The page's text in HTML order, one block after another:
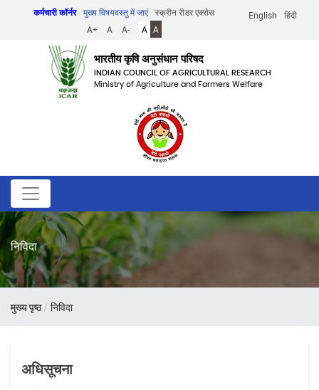
English हिंदी
कर्मचारी कॉर्नर मुख्य विषयवस्तु में जाएं
स्क्रीन रीडर एक्सेस
A+
A A- A A
भारतीय कृषि अनुसंधान परिषद
INDIAN COUNCIL OF AGRICULTURAL RESEARCH
Ministry of Agriculture and Farmers Welfare
निविदा
पग
मुख्य पृष्ठ निविदा
अधिसूचना